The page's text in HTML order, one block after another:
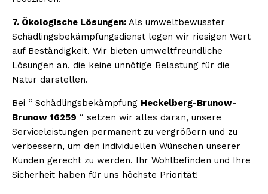
7. Ökologische Lösungen: Als umweltbewusster
Schädlingsbekämpfungsdienst legen wir riesigen Wert
auf Beständigkeit. Wir bieten umweltfreundliche
Lösungen an, die keine unnötige Belastung für die
Natur darstellen.
Bei “ Schädlingsbekämpfung Heckelberg-Brunow-
Brunow 16259 “ setzen wir alles daran, unsere
Serviceleistungen permanent zu vergrößern und zu
verbessern, um den individuellen Wünschen unserer
Kunden gerecht zu werden. Ihr Wohlbefinden und Ihre
Sicherheit haben für uns höchste Priorität!